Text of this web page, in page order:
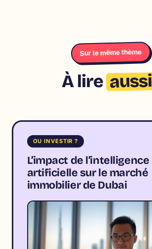
Sur le même thème
À lireaussi
OU INVESTIR ?
L’impact de l’intelligence
artificielle sur le marché
immobilier de Dubai